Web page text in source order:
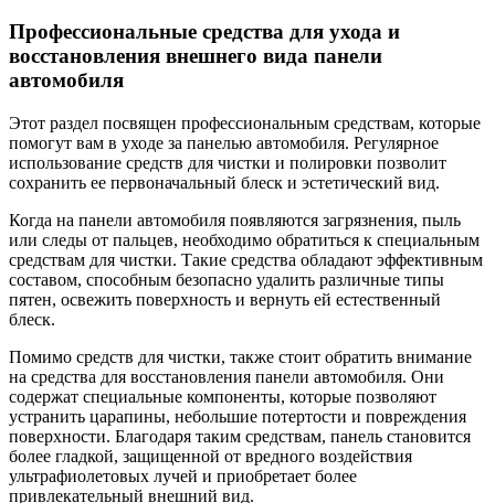
Профессиональные средства для ухода и
восстановления внешнего вида панели
автомобиля
Этот раздел посвящен профессиональным средствам, которые
помогут вам в уходе за панелью автомобиля. Регулярное
использование средств для чистки и полировки позволит
сохранить ее первоначальный блеск и эстетический вид.
Когда на панели автомобиля появляются загрязнения, пыль
или следы от пальцев, необходимо обратиться к специальным
средствам для чистки. Такие средства обладают эффективным
составом, способным безопасно удалить различные типы
пятен, освежить поверхность и вернуть ей естественный
блеск.
Помимо средств для чистки, также стоит обратить внимание
на средства для восстановления панели автомобиля. Они
содержат специальные компоненты, которые позволяют
устранить царапины, небольшие потертости и повреждения
поверхности. Благодаря таким средствам, панель становится
более гладкой, защищенной от вредного воздействия
ультрафиолетовых лучей и приобретает более
привлекательный внешний вид.